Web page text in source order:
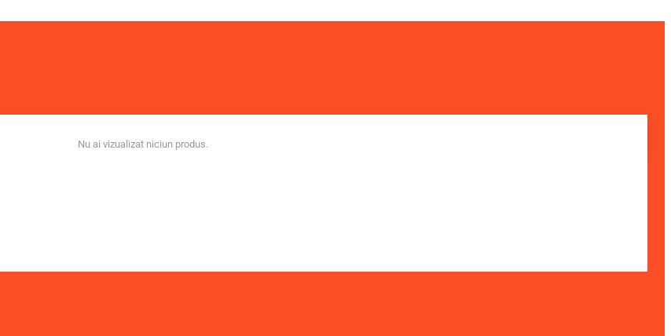
Nu ai vizualizat niciun produs.